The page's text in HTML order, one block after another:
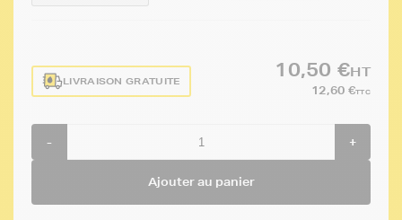
LIVRAISON GRATUITE
10,50 €HT
12,60 €TTC
- +
Ajouter au panier